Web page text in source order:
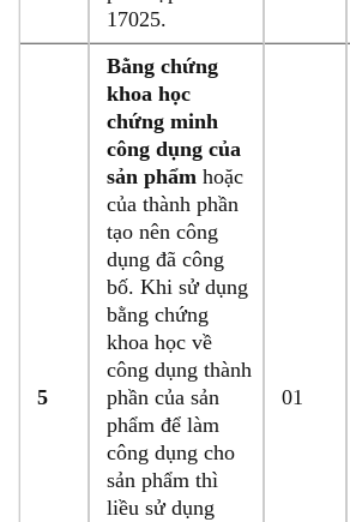
17025.
5
Bằng chứng
khoa học
chứng minh
công dụng của
sản phẩmhoặc
của thành phần
tạo nên công
dụng đã công
bố. Khi sử dụng
bằng chứng
khoa học về
công dụng thành
phần của sản
phẩm để làm
công dụng cho
sản phẩm thì
liều sử dụng
01